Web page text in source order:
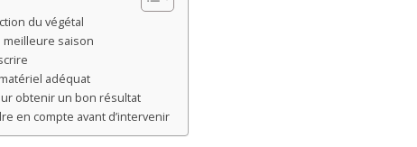
du végétal
saison
adéquat
obtenir un bon résultat
en compte avant d’intervenir